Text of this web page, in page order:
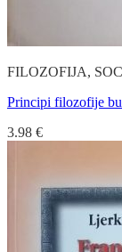
FILOZOFIJA,
Principi filozofije
3.98 €